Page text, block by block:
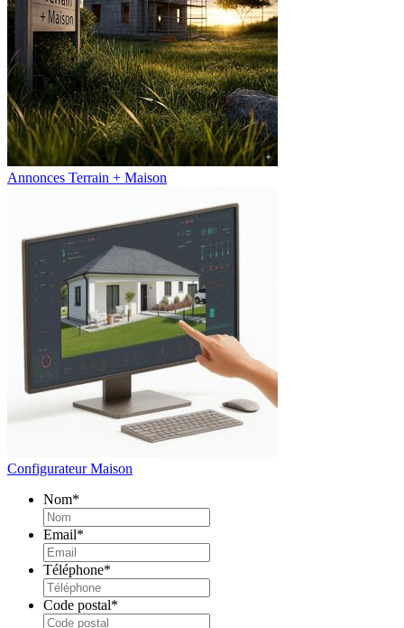
Annonces Terrain + Maison
Configurateur Maison
Nom*
Email*
Téléphone*
Code postal*